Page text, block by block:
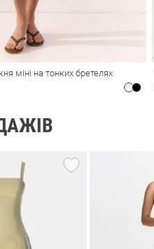
міні на тонких бретелях